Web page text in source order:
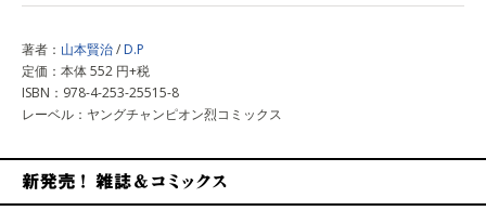
著者： 山本賢治/ D.P
定価：本体 552 円+税
ISBN：978-4-253-25515-8
レーベル：ヤングチャンピオン烈コミックス